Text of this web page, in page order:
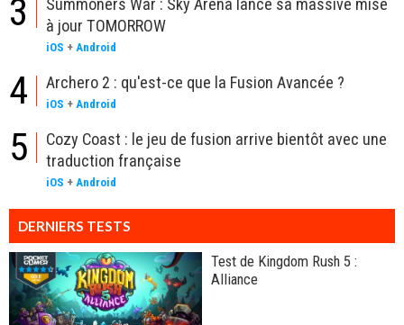
3
Summoners War : Sky Arena lance sa massive mise
à jour TOMORROW
iOS + Android
4 Archero 2 : qu'est-ce que la Fusion Avancée ?
iOS + Android
5
Cozy Coast : le jeu de fusion arrive bientôt avec une
traduction française
iOS + Android
DERNIERS TESTS
Test de Kingdom Rush 5 :
Alliance